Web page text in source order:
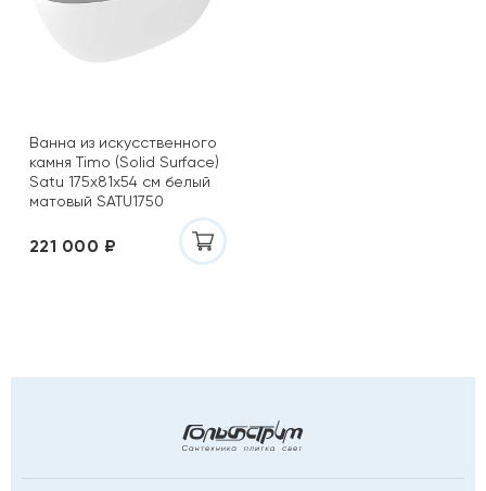
Ванна из искусственного
камня Timo (Solid Surface)
Satu 175х81х54 см белый
матовый SATU1750
221 000 ₽